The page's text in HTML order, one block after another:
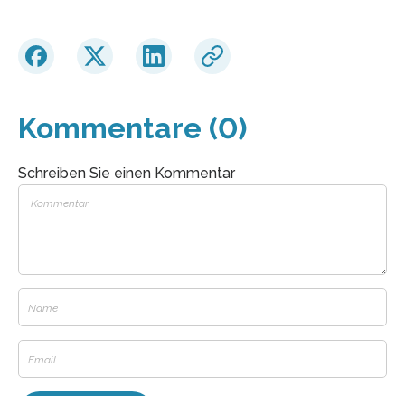
Kommentare (0)
Schreiben Sie einen Kommentar